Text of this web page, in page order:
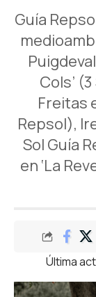
Guía
Cols’
Freitas
Repsol),
Sol Guía
en ‘La
Última